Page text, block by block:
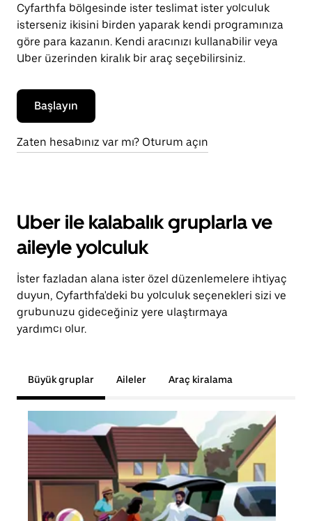
Cyfarthfa bölgesinde ister teslimat ister yolculuk
isterseniz ikisini birden yaparak kendi programınıza
göre para kazanın. Kendi aracınızı kullanabilir veya
Uber üzerinden kiralık bir araç seçebilirsiniz.
Başlayın
Zaten hesabınız var mı? Oturum açın
Uber ile kalabalık gruplarla ve
aileyle yolculuk
İster fazladan alana ister özel düzenlemelere ihtiyaç
duyun, Cyfarthfa'deki bu yolculuk seçenekleri sizi ve
grubunuzu gideceğiniz yere ulaştırmaya
yardımcı olur.
Büyük gruplar Aileler Araç kiralama